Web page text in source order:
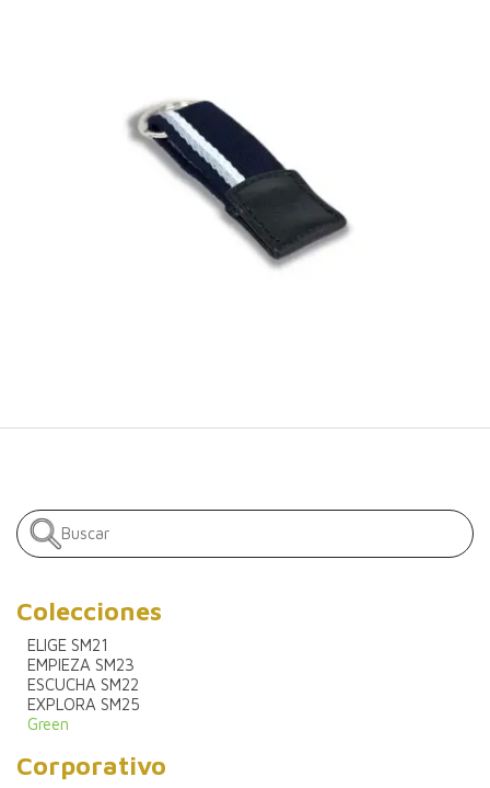
Colecciones
ELIGE SM21
EMPIEZA SM23
ESCUCHA SM22
EXPLORA SM25
Green
Corporativo